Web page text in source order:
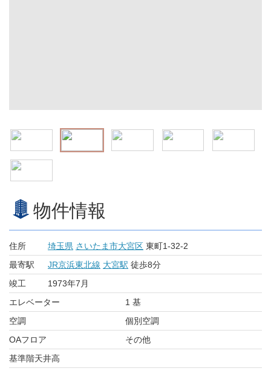
物件情報
住所 埼玉県 さいたま市大宮区 東町1-32-2
最寄駅
JR京浜東北線 大宮駅 徒歩8分
竣工
1973年7月
エレベーター
1 基
空調
個別空調
OAフロア
その他
基準階天井高